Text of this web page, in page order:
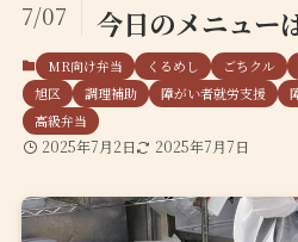
今日のメニュー
7/07
MR向け弁当 くるめし ごちクル
旭区
調理補助 障がい者就労支援
高級弁当
2025年7月2日 2025年7月7日